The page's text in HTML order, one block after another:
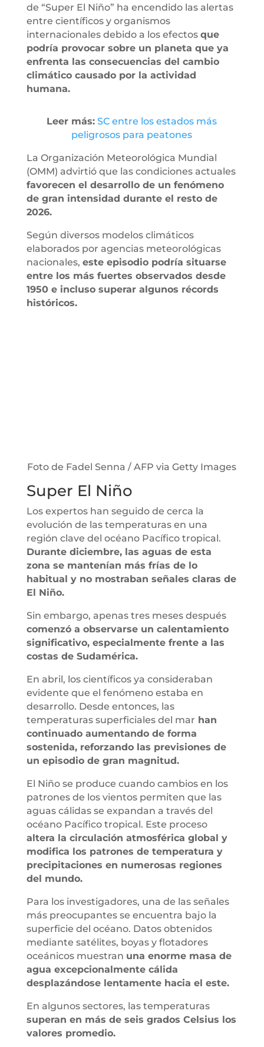
de “Super El Niño” ha encendido las alertas
entre científicos y organismos
internacionales debido a los efectos que
podría provocar sobre un planeta que ya
enfrenta las consecuencias del cambio
climático causado por la actividad
humana.
Leer más: SC entre los estados más
peligrosos para peatones
La Organización Meteorológica Mundial
(OMM) advirtió que las condiciones actuales
favorecen el desarrollo de un fenómeno
de gran intensidad durante el resto de
2026.
Según diversos modelos climáticos
elaborados por agencias meteorológicas
nacionales, este episodio podría situarse
entre los más fuertes observados desde
1950 e incluso superar algunos récords
históricos.
Foto de Fadel Senna / AFP via Getty Images
Super El Niño
Los expertos han seguido de cerca la
evolución de las temperaturas en una
región clave del océano Pacífico tropical.
Durante diciembre, las aguas de esta
zona se mantenían más frías de lo
habitual y no mostraban señales claras de
El Niño.
Sin embargo, apenas tres meses después
comenzó a observarse un calentamiento
significativo, especialmente frente a las
costas de Sudamérica.
En abril, los científicos ya consideraban
evidente que el fenómeno estaba en
desarrollo. Desde entonces, las
temperaturas superficiales del mar han
continuado aumentando de forma
sostenida, reforzando las previsiones de
un episodio de gran magnitud.
El Niño se produce cuando cambios en los
patrones de los vientos permiten que las
aguas cálidas se expandan a través del
océano Pacífico tropical. Este proceso
altera la circulación atmosférica global y
modifica los patrones de temperatura y
precipitaciones en numerosas regiones
del mundo.
Para los investigadores, una de las señales
más preocupantes se encuentra bajo la
superficie del océano. Datos obtenidos
mediante satélites, boyas y flotadores
oceánicos muestran una enorme masa de
agua excepcionalmente cálida
desplazándose lentamente hacia el este.
En algunos sectores, las temperaturas
superan en más de seis grados Celsius los
valores promedio.